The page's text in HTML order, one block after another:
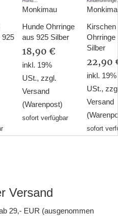
925
Monkimau
Hunde Ohrringe
aus 925 Silber
18,90 €
inkl. 19%
USt., zzgl.
Versand
(Warenpost)
sofort verfügbar
Kirschen
Ohrringe
Silber
22,90
inkl. 19%
USt.,
Versand
sofort
Versand
29,- EUR (ausgenommen